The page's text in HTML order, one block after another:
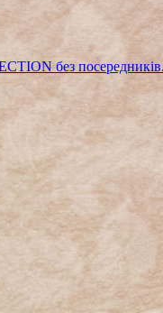
без